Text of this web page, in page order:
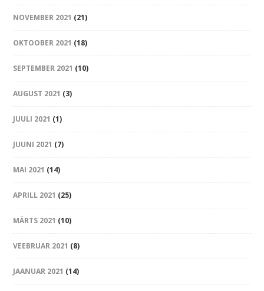
NOVEMBER 2021 (21)
OKTOOBER 2021 (18)
SEPTEMBER 2021 (10)
AUGUST 2021 (3)
JUULI 2021 (1)
JUUNI 2021 (7)
MAI 2021 (14)
APRILL 2021 (25)
MÄRTS 2021 (10)
VEEBRUAR 2021 (8)
JAANUAR 2021 (14)